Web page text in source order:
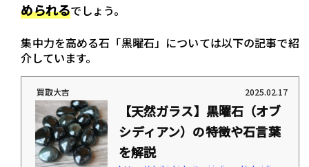
められるでしょう。
集中力を高める石「黒曜石」については以下の記事で紹
介しています。
買取大吉 2025.02.17
【天然ガラス】黒曜石（オブ
シディアン）の特徴や石言葉
を解説